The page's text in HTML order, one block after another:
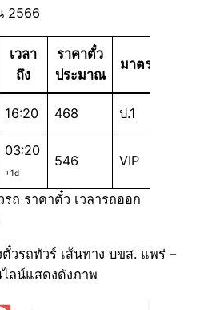
2566
เวลา
ถึง
ราคาตั๋ว
ประมาณ
มาตรฐาน
16:20 468 ป.1
03:20
+1d
546 VIP
รถ ราคาตั๋ว เวลารถออก
วรถทัวร์ เส้นทาง บขส. แพร่ –
ลน์แสดงดังภาพ